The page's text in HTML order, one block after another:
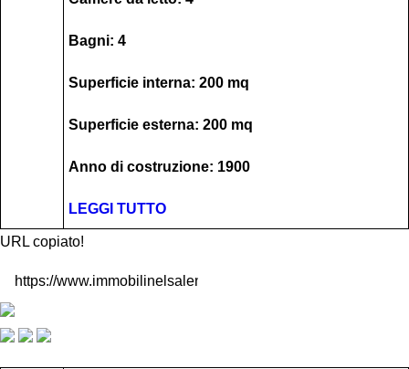
Bagni: 4
Superficie interna: 200 mq
Superficie esterna: 200 mq
Anno di costruzione: 1900
LEGGI TUTTO
URL copiato!